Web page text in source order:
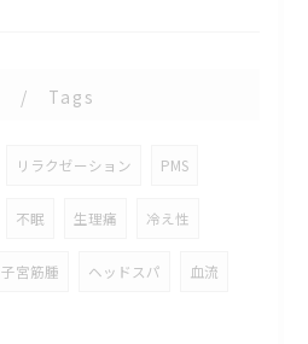
Tags
リラクゼーション PMS
不眠 生理痛 冷え性
子宮筋腫 ヘッドスパ 血流